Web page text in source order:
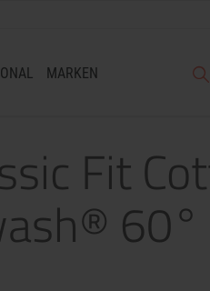
MARKEN
Fit
60°